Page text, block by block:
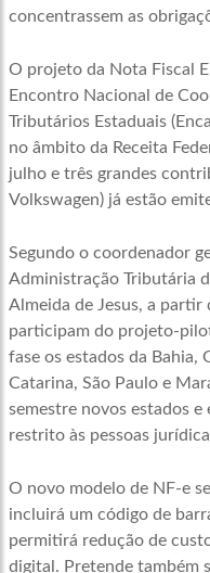
concentrassem as
O projeto da Nota Fiscal
Encontro Nacional de
Tributários Estaduais
no âmbito da Receita
julho e três grandes
Volkswagen) já estão
Segundo o coordenador
Administração Tributária
Almeida de Jesus, a partir
participam do projeto-
fase os estados da Bahia,
Catarina, São Paulo e
semestre novos estados
restrito às pessoas
O novo modelo de NF-e
incluirá um código de
permitirá redução de
digital. Pretende também